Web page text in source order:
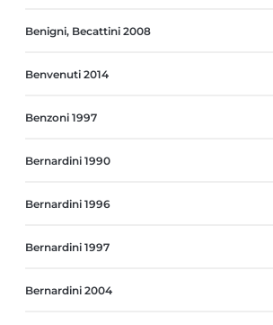
Benigni, Becattini 2008
Benvenuti 2014
Benzoni 1997
Bernardini 1990
Bernardini 1996
Bernardini 1997
Bernardini 2004